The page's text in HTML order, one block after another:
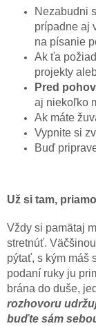
Nezabudni
prípadne aj
na písanie
Ak ťa
projekty
Pred
aj niekoľko
Ak máte
Vypnite si
Buď
Už si tam,
Vždy si pamätaj
stretnúť.
pýtať, s kým máš
podaní ruky ju
brána do duše,
rozhovoru
buďte sám